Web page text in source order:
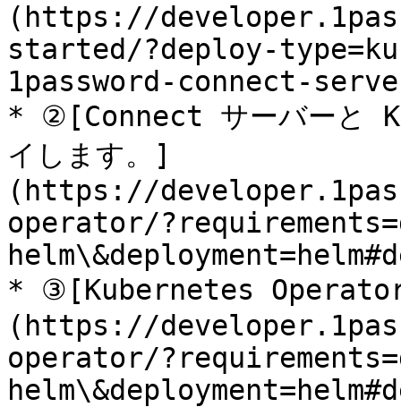
(https://
started/?deploy-
1password-connect-
* ②[Connect サーバーと
イします。]
(https://
operator/
* ③[Kubernetes Operator
(https://
operator/